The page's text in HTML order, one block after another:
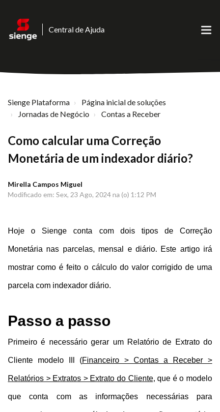
Central de Ajuda
Sienge Plataforma
Página inicial de soluções
Jornadas de Negócio
Contas a Receber
Como calcular uma Correção
Monetária de um indexador diário?
Mirella Campos Miguel
Modificado em: Sex, 23 Ago, 2024 na (o) 1:12 PM
Hoje o Sienge conta com dois tipos de Correção
Monetária nas parcelas, mensal e diário. Este artigo irá
mostrar como é feito o cálculo do valor corrigido de uma
parcela com indexador diário.
Passo a passo
Primeiro é necessário gerar um Relatório de Extrato do
Cliente modelo III (Financeiro > Contas a Receber >
Relatórios > Extratos > Extrato do Cliente, que é o modelo
que conta com as informações necessárias para